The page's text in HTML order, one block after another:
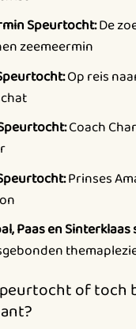
Speurtocht:De
zeemeermin
Op reis
Coach
Prinses
Paas en
of toch